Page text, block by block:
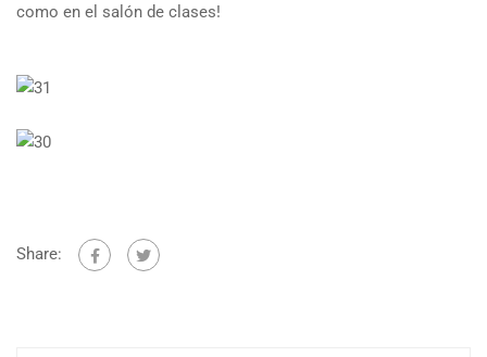
como en el salón de clases!
Share: